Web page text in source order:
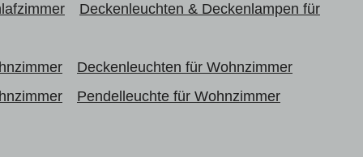
Deckenleuchten & Deckenlampen für
Deckenleuchten für Wohnzimmer
Pendelleuchte für Wohnzimmer